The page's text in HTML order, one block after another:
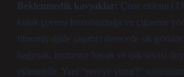
Beklenmedik kavşaklar: Çene eklemi
kulak çevresi huzursuzluğu ve çiğneme
fibromiyaljide şaşırtıcı derecede sık
bağırsak, huzursuz bacak ve ışık/ses/ısı
eklenebilir. Yani “nereye vurur?”